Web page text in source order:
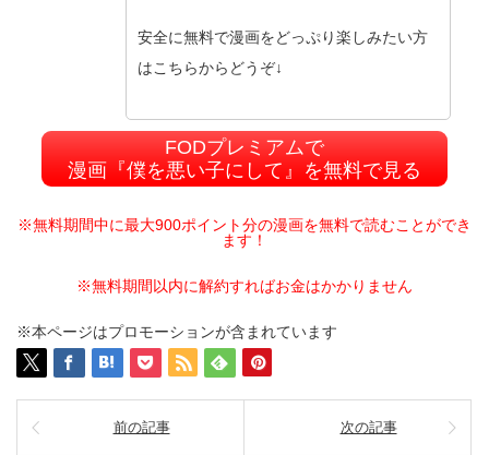
安全に無料で漫画をどっぷり楽しみたい方
はこちらからどうぞ↓
FODプレミアムで
漫画『僕を悪い子にして』を無料で見る
※無料期間中に最大900ポイント分の漫画を無料で読むことができ
ます！
※無料期間以内に解約すればお金はかかりません
※本ページはプロモーションが含まれています
前の記事 次の記事